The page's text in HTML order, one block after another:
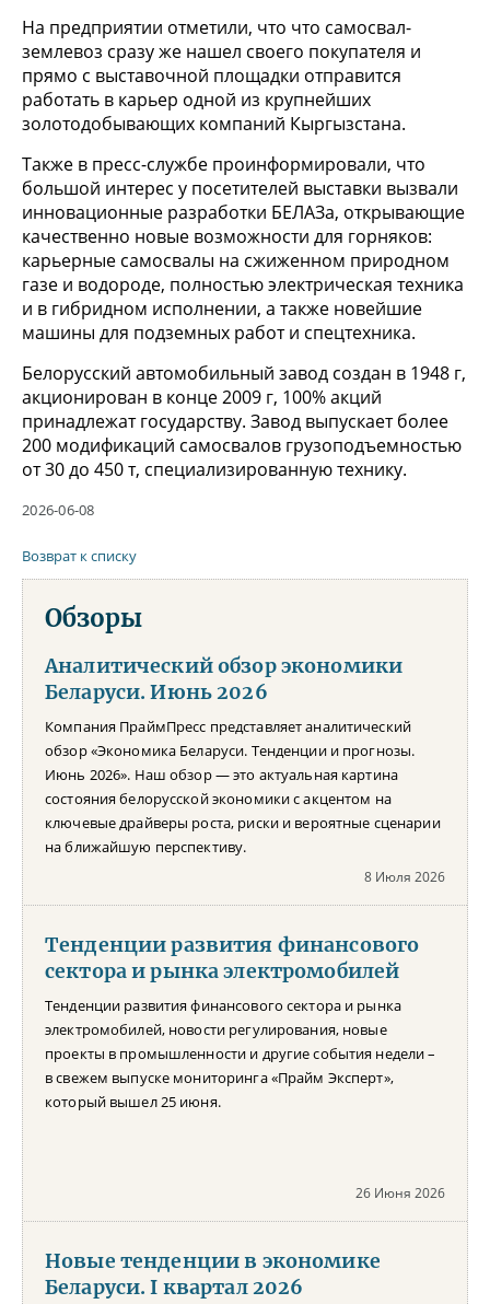
На предприятии отметили, что что самосвал-
землевоз сразу же нашел своего покупателя и
прямо с выставочной площадки отправится
работать в карьер одной из крупнейших
золотодобывающих компаний Кыргызстана.
Также в пресс-службе проинформировали, что
большой интерес у посетителей выставки вызвали
инновационные разработки БЕЛАЗа, открывающие
качественно новые возможности для горняков:
карьерные самосвалы на сжиженном природном
газе и водороде, полностью электрическая техника
и в гибридном исполнении, а также новейшие
машины для подземных работ и спецтехника.
Белорусский автомобильный завод создан в 1948 г,
акционирован в конце 2009 г, 100% акций
принадлежат государству. Завод выпускает более
200 модификаций самосвалов грузоподъемностью
от 30 до 450 т, специализированную технику.
2026-06-08
Возврат к списку
Обзоры
Аналитический обзор экономики
Беларуси. Июнь 2026
Компания ПраймПресс представляет аналитический
обзор «Экономика Беларуси. Тенденции и прогнозы.
Июнь 2026». Наш обзор — это актуальная картина
состояния белорусской экономики с акцентом на
ключевые драйверы роста, риски и вероятные сценарии
на ближайшую перспективу.
8 Июля 2026
Тенденции развития финансового
сектора и рынка электромобилей
Тенденции развития финансового сектора и рынка
электромобилей, новости регулирования, новые
проекты в промышленности и другие события недели –
в свежем выпуске мониторинга «Прайм Эксперт»,
который вышел 25 июня.
26 Июня 2026
Новые тенденции в экономике
Беларуси. I квартал 2026